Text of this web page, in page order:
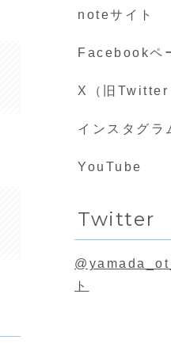
noteサイト
Facebookペ
X（旧Twitter
インスタグラ
YouTube
Twitter
ト